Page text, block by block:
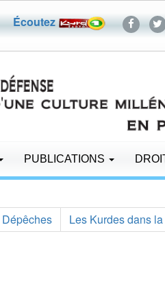
Écoutez
PUBLICATIONS
Dépêches Les Kurdes dans